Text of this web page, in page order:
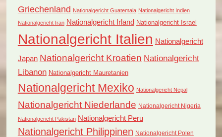
Griechenland Nationalgericht Guatemala Nationalgericht Indien
Nationalgericht Iran Nationalgericht Irland Nationalgericht Israel
Nationalgericht Italien Nationalgericht
Japan Nationalgericht Kroatien Nationalgericht
Libanon Nationalgericht Mauretanien
Nationalgericht Mexiko Nationalgericht Nepal
Nationalgericht Niederlande Nationalgericht Nigeria
Nationalgericht Pakistan Nationalgericht Peru
Nationalgericht Philippinen Nationalgericht Polen